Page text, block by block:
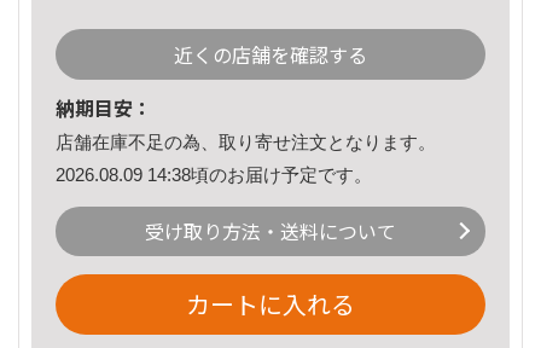
近くの店舗を確認する
納期目安：
店舗在庫不足の為、取り寄せ注文となります。
2026.08.09 14:38頃のお届け予定です。
受け取り方法・送料について
カートに入れる